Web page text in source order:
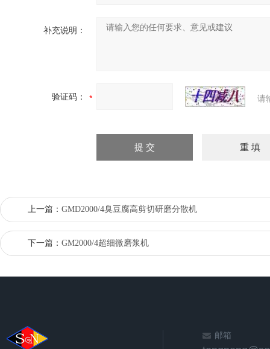
补充说明：
验证码： 请
上一篇： GMD2000/4臭豆腐高剪切研磨分散机
下一篇： GM2000/4超细微磨浆机
邮箱